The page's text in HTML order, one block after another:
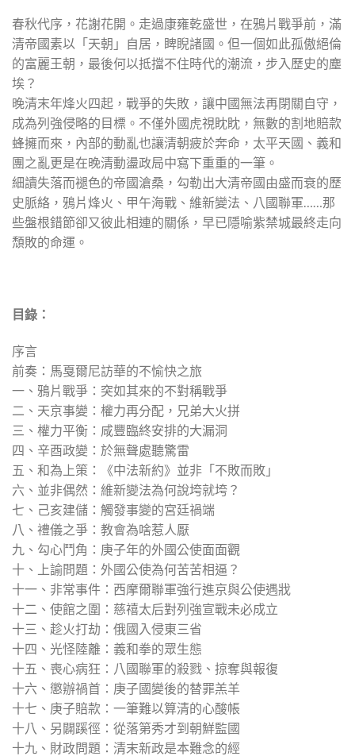
春秋代序，花謝花開。走過康雍乾盛世，在鴉片戰爭前，滿
清帝國素以「天朝」自居，睥睨諸國。但一個如此孤傲絕倫
的富麗王朝，最後何以抵擋不住時代的潮流，步入歷史的塵
埃？
晚清末年烽火四起，戰爭的失敗，讓中國無法再閉關自守，
成為列強侵略的目標。不僅外國虎視眈眈，無數的割地賠款
蜂擁而來，內部的動亂也讓清朝疲於奔命，太平天國、義和
團之亂更是在晚清動盪政局中寫下重重的一筆。
細讀失落而褪色的帝國滄桑，勾勒出大清帝國由盛而衰的歷
史脈絡，鴉片烽火、甲午海戰、維新變法、八國聯軍……那
些盤根錯節卻又彼此相連的關係，早已隱喻紫禁城最終走向
頹敗的命運。
目錄：
序言
前奏：馬戛爾尼訪華的不愉快之旅
一、鴉片戰爭：突如其來的不對稱戰爭
二、天京事變：權力再分配，兄弟大火拼
三、權力平衡：咸豐臨終安排的大漏洞
四、辛酉政變：於無聲處聽驚雷
五、和為上策：《中法新約》並非「不敗而敗」
六、並非偶然：維新變法為何說垮就垮？
七、己亥建儲：觸發事變的宮廷禍端
八、禮儀之爭：教會為啥惹人厭
九、勾心鬥角：庚子年的外國公使面面觀
十、上諭問題：外國公使為何苦苦相逼？
十一、非常事件：西摩爾聯軍強行進京與公使遇戕
十二、使館之圍：慈禧太后對列強宣戰未必成立
十三、趁火打劫：俄國入侵東三省
十四、光怪陸離：義和拳的眾生態
十五、喪心病狂：八國聯軍的殺戮、掠奪與報復
十六、懲辦禍首：庚子國變後的替罪羔羊
十七、庚子賠款：一筆難以算清的心酸帳
十八、另闢蹊徑：從落第秀才到朝鮮監國
十九、財政問題：清末新政是本難念的經